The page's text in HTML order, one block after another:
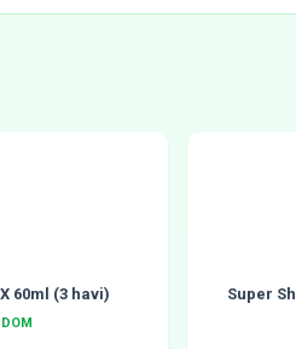
60ml (3 havi) Super